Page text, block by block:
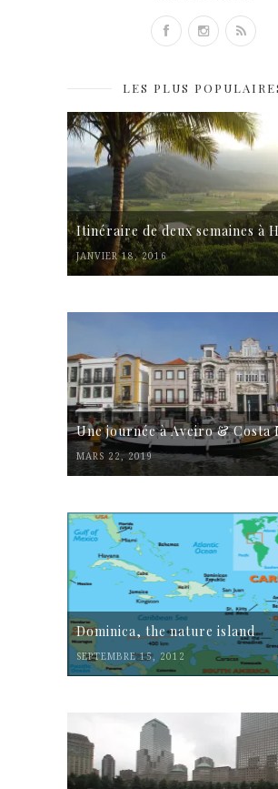
LES PLUS
Itinéraire de deux semaines à
JANVIER 18, 2016
Une journée à Aveiro & Costa
MARS 22, 2019
Dominica, the nature island
SEPTEMBRE 15, 2012